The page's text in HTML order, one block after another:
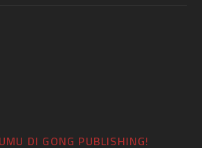
DI GONG PUBLISHING!